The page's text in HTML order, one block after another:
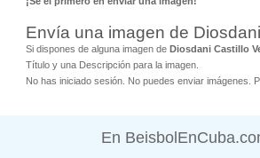
Envía una imagen de
Si dispones de alguna imagen de Diosdani Castillo
Título y una Descripción para la imagen.
No has iniciado sesión. No puedes enviar imágenes.
En